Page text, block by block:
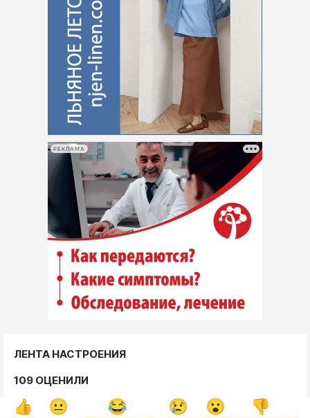
РЕКЛАМА
ЛЕНТА НАСТРОЕНИЯ
109 ОЦЕНИЛИ